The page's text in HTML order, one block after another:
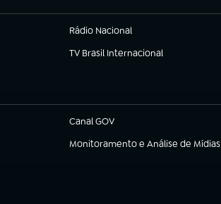
Rádio Nacional
TV Brasil Internacional
(abre em nova aba)
Canal GOV
(abre em nova aba)
Monitoramento e Análise de Mídias
(abre em nova aba)